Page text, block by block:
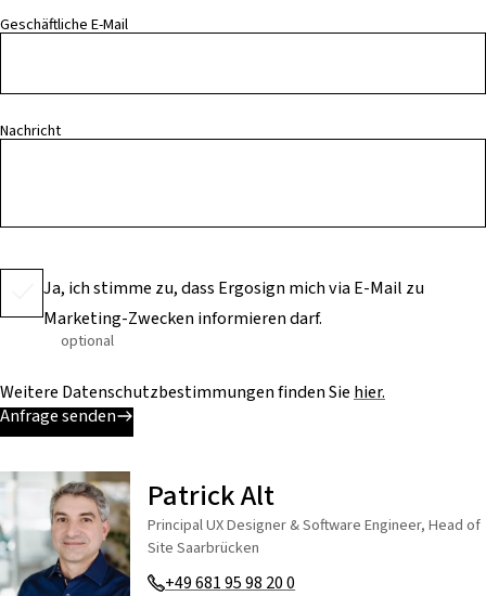
Geschäftliche E-Mail
Nachricht
Ja, ich stimme zu, dass Ergosign mich via E-Mail zu
Marketing-Zwecken informieren darf.
optional
Weitere Datenschutzbestimmungen finden Sie hier.
Anfrage senden
Patrick Alt
Principal UX Designer & Software Engineer, Head of
Site Saarbrücken
+49 681 95 98 20 0